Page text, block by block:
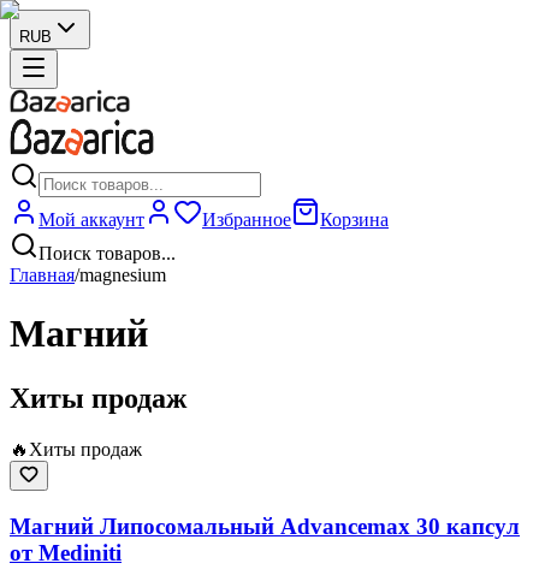
RUB
Мой аккаунт Избранное
Корзина
Поиск товаров...
Главная/magnesium
Магний
Хиты продаж
🔥 Хиты продаж
Магний Липосомальный Advancemax 30 капсул
от Mediniti